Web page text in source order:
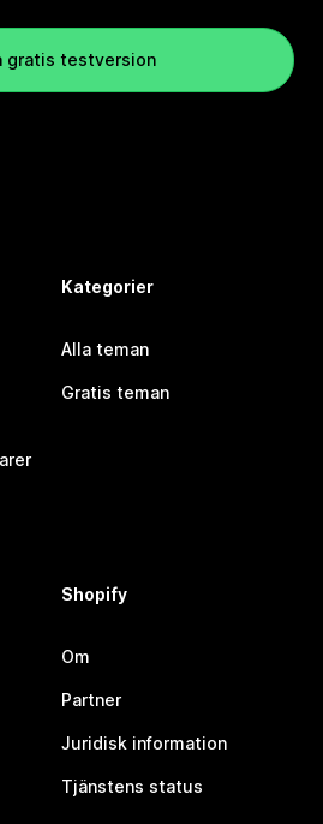
gratis testversion
Kategorier
Alla teman
Gratis teman
Shopify
Om
Partner
Juridisk information
Tjänstens status